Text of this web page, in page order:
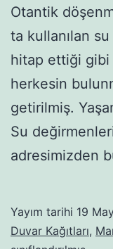
Otantik
ta kullanılan
hitap ettiği gibi
herkesin
getirilmiş.
Su
adresimizden
Yayım tarihi 19
Duvar Kağıtları,